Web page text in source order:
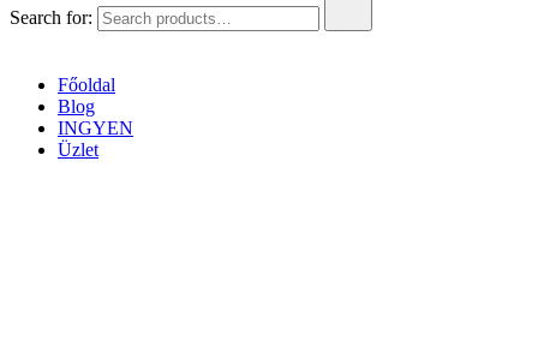
Search for:
Főoldal
Blog
INGYEN
Üzlet